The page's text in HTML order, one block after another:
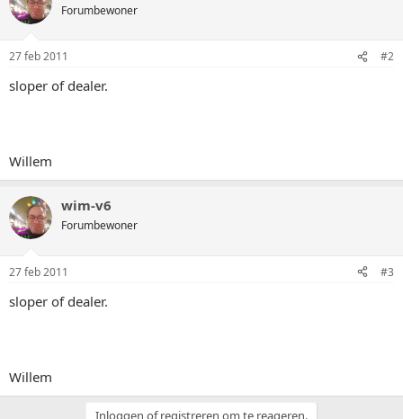
Forumbewoner
27 feb 2011 #2
sloper of dealer.
Willem
wim-v6
Forumbewoner
27 feb 2011 #3
sloper of dealer.
Willem
Inloggen of registreren om te reageren.